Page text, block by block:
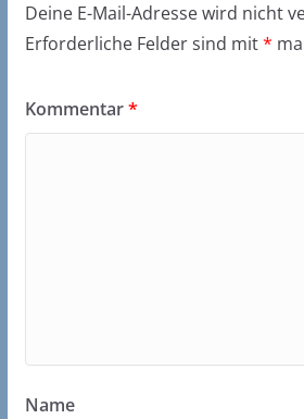
Deine E-Mail-Adresse wird nicht
Erforderliche Felder sind mit*
Kommentar*
Name